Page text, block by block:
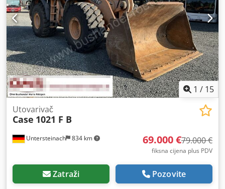
1 / 15
Untersteinach 834 km
Utovarivač
Case 1021 F B
69.000 €79.000 €
fiksna cijena plus PDV
Zatraži Pozovite